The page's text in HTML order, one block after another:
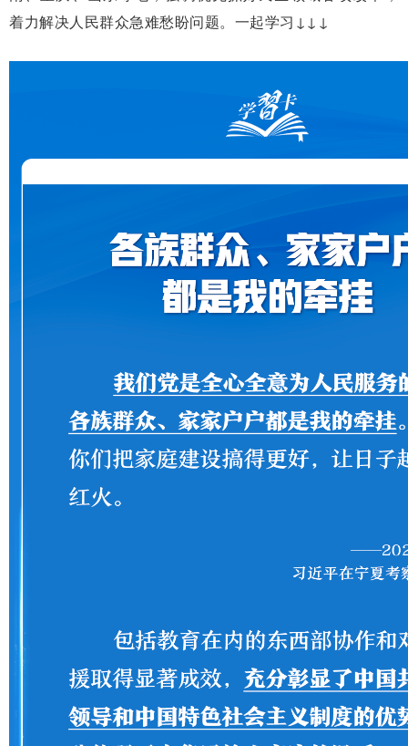
着力解决人民群众急难愁盼问题。一起学习↓↓↓